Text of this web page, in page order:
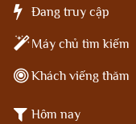
Đang truy cập
Máy chủ tìm kiếm
Khách viếng thăm
Hôm nay